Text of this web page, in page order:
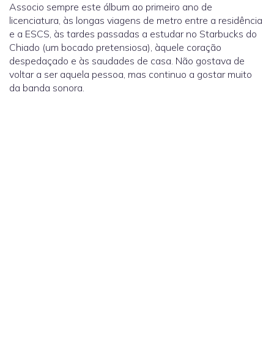
Associo sempre este álbum ao primeiro ano de
licenciatura, às longas viagens de metro entre a residência
e a ESCS, às tardes passadas a estudar no Starbucks do
Chiado (um bocado pretensiosa), àquele coração
despedaçado e às saudades de casa. Não gostava de
voltar a ser aquela pessoa, mas continuo a gostar muito
da banda sonora.